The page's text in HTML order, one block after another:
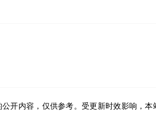
开内容，仅供参考。受更新时效影响，本